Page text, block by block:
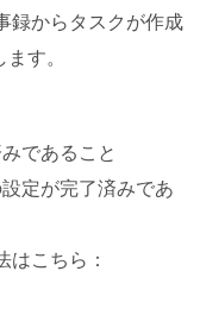
録からタスクが作成
す。
であること
定が完了済みであ
こちら：